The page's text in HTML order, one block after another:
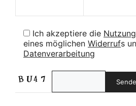
Ich akzeptiere die
eines möglichen Widerrufs
Datenverarbeitung